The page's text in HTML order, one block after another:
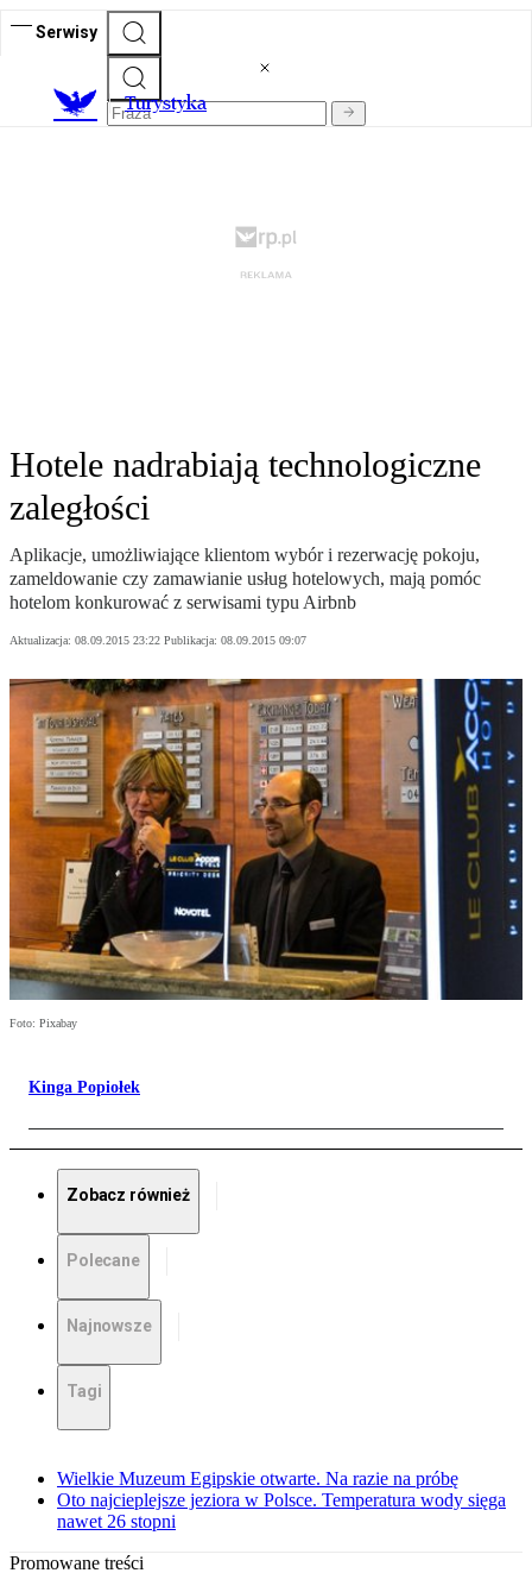
Serwisy
Turystyka
Hotele nadrabiają technologiczne
zaległości
Aplikacje, umożliwiające klientom wybór i rezerwację pokoju,
zameldowanie czy zamawianie usług hotelowych, mają pomóc
hotelom konkurować z serwisami typu Airbnb
Aktualizacja: 08.09.2015 23:22 Publikacja: 08.09.2015 09:07
Foto: Pixabay
Kinga Popiołek
Zobacz również
Polecane
Najnowsze
Tagi
Wielkie Muzeum Egipskie otwarte. Na razie na próbę
Oto najcieplejsze jeziora w Polsce. Temperatura wody sięga
nawet 26 stopni
Promowane treści